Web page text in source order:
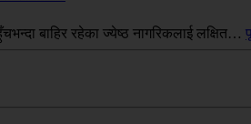
बाहिर रहेका ज्येष्ठ नागरिकलाई लक्षित…